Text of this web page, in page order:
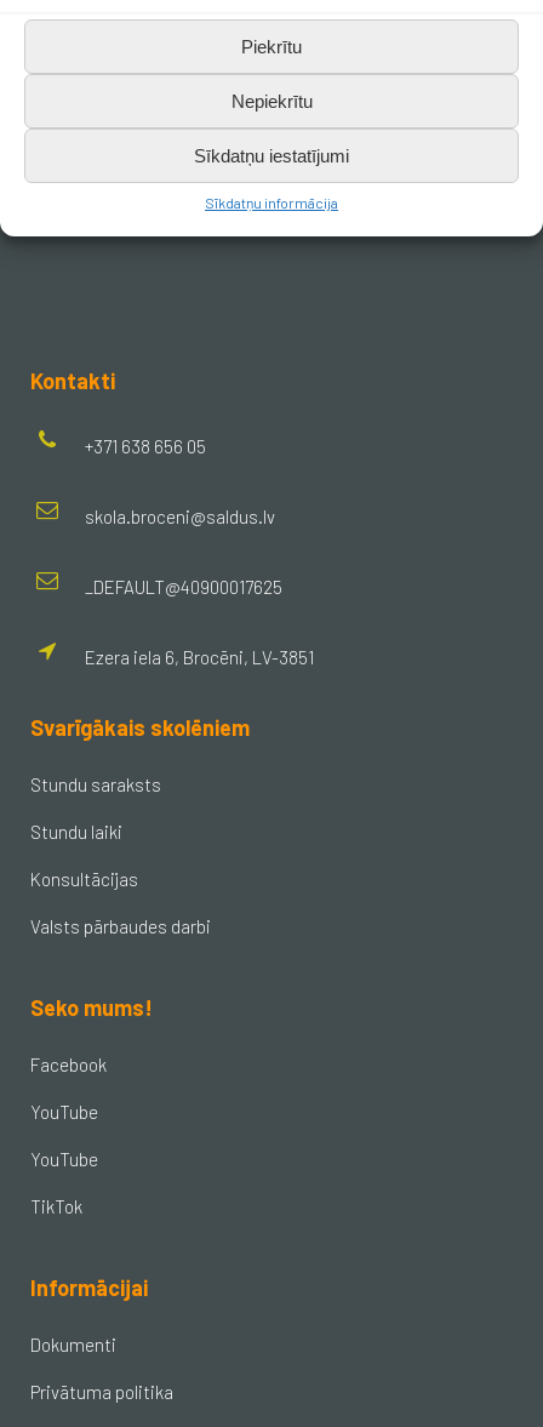
Piekrītu
Nepiekrītu
Sīkdatņu iestatījumi
Sīkdatņu informācija
Kontakti
+371 638 656 05
skola.broceni@saldus.lv
_DEFAULT@40900017625
Ezera iela 6, Brocēni, LV-3851
Svarīgākais skolēniem
Stundu saraksts
Stundu laiki
Konsultācijas
Valsts pārbaudes darbi
Seko mums!
Facebook
YouTube
YouTube
TikTok
Informācijai
Dokumenti
Privātuma politika